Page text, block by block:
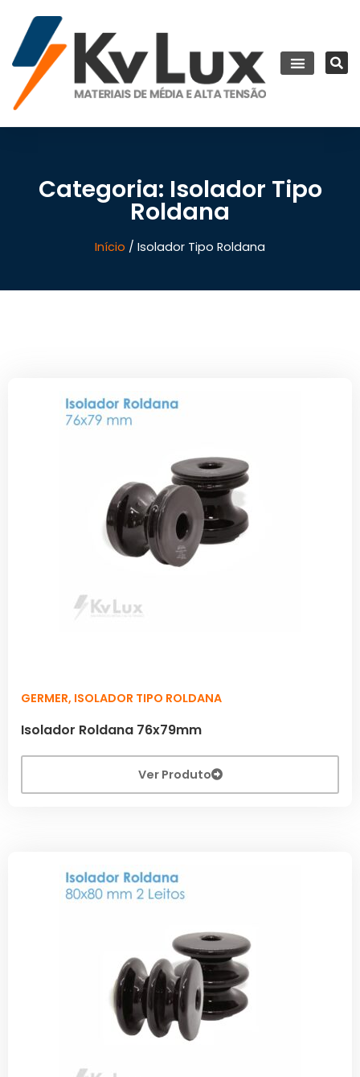
Categoria: Isolador Tipo
Roldana
Início / Isolador Tipo Roldana
GERMER, ISOLADOR TIPO ROLDANA
Isolador Roldana 76x79mm
Ver Produto